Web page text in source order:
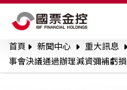
於國票金控
首頁 新聞中心 重大訊息
事會決議通過辦理減資彌補虧損